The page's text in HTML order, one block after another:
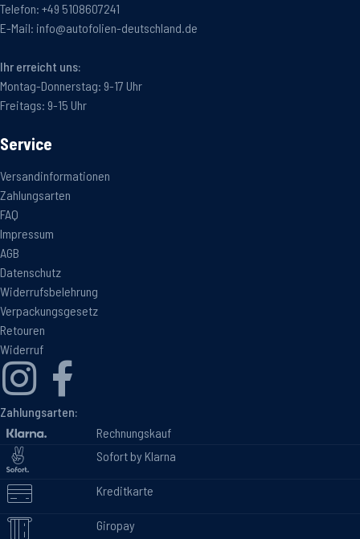
Telefon: +49 5108607241
E-Mail: info@autofolien-deutschland.de
Ihr erreicht uns:
Montag-Donnerstag: 9-17 Uhr
Freitags: 9-15 Uhr
Service
Versandinformationen
Zahlungsarten
FAQ
Impressum
AGB
Datenschutz
Widerrufsbelehrung
Verpackungsgesetz
Retouren
Widerruf
Zahlungsarten:
Rechnungskauf
Sofort by Klarna
Kreditkarte
Giropay